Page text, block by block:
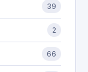
39
2
66